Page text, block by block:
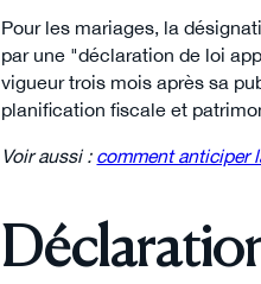
Pour les mariages, la
par une "déclaration de loi
vigueur trois mois après sa
planification fiscale et
Voir aussi : comment anticiper